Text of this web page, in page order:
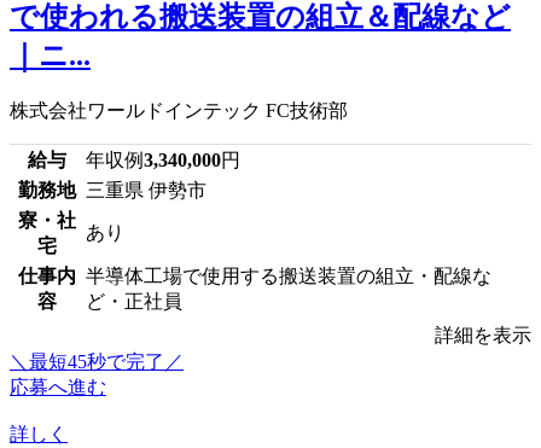
で使われる搬送装置の組立＆配線など
｜ニ...
株式会社ワールドインテック FC技術部
給与 年収例3,340,000円
勤務地 三重県 伊勢市
寮・社
宅
あり
仕事内
容
半導体工場で使用する搬送装置の組立・配線な
ど・正社員
詳細を表示
＼最短45秒で完了／
応募へ進む
詳しく